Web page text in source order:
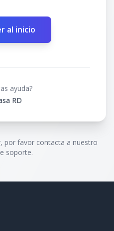
al inicio
ayuda?
RD
por favor contacta a nuestro
soporte.